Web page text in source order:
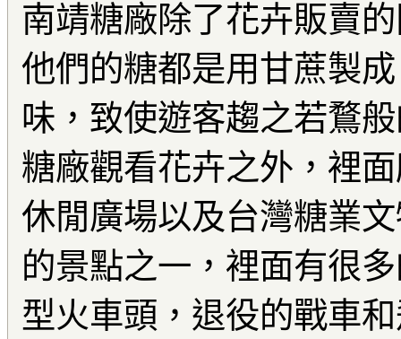
南靖糖廠除了花卉販賣
他們的糖都是用甘蔗製
味，致使遊客趨之若鶩
糖廠觀看花卉之外，裡
休閒廣場以及台灣糖業
的景點之一，裡面有很
型火車頭，退役的戰車